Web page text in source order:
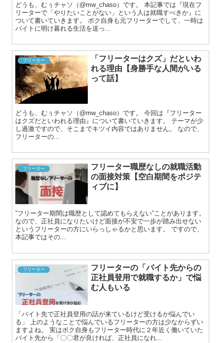
どうも、むぅチャソ（@mw_chaso）です。 本記事では『現在フ
リーターで「やりたいことがない」という人は就職すべきか』に
ついて書いていきます。 ボク自身も元フリーターでして、一時は
バイトに明け暮れる生活を送っ...
フリーター
「フリーターはクズ」だといわ
れる理由【身勝手な人間がいる
って話】
どうも、むぅチャソ（@mw_chaso）です。 今回は『フリーター
はクズだといわれる理由』について書いていきます。 テーマが少
し過激ですので、そこまでキツイ内容ではありません。 なので、
フリーターの...
フリーター
フリーター職歴なしの就職活動
の面接対策【空白期間をポジテ
ィブに】
”フリーター期間は職歴として認めてもらえない”ことがあります。
なので、正社員になりたいけど面接が不安で一歩が踏み出せない
というフリーターの方にいらっしゃるかと思います。 ですので、
本記事ではその...
フリーター
フリーターの「バイト先からの
正社員登用で就職するか」で悩
む人もいる
「バイト先で正社員登用の話が来ているけど受けるか悩んでい
る」 上のようなことで悩んでいるフリーターの方は少なからずい
ますよね。 実はボク自身もフリーター時代に２年近く働いていた
バイト先から「〇〇君が良ければ、正社員になれ...